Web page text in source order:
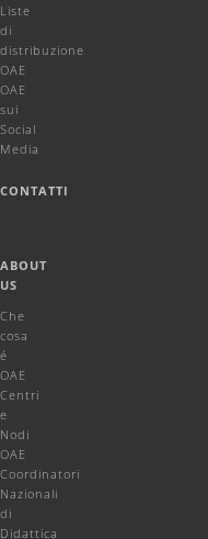
Liste
di
distribuzione
OAE
OAE
sui
Social
Media
CONTATTI
ABOUT
US
Che
cosa
é
OAE
Centri
e
Nodi
OAE
Coordinatori
Nazionali
di
Didattica